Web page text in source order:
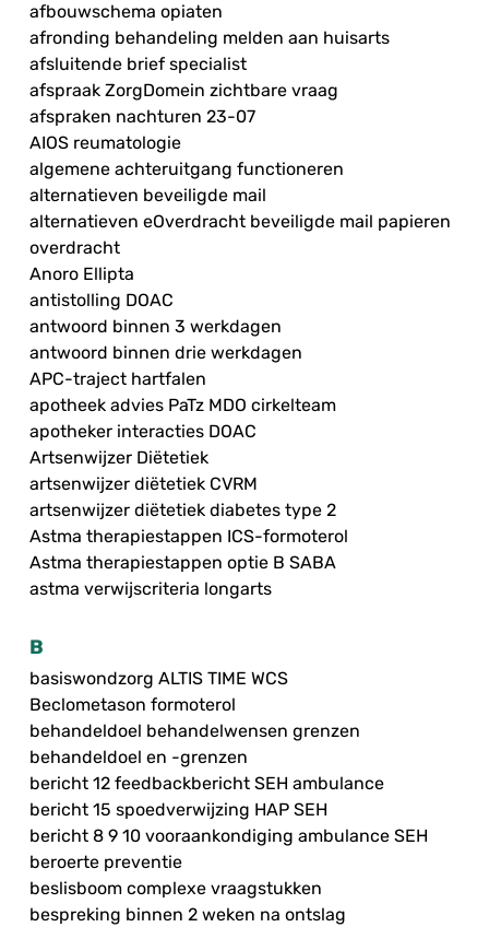
afbouwschema opiaten
afronding behandeling melden aan huisarts
afsluitende brief specialist
afspraak ZorgDomein zichtbare vraag
afspraken nachturen 23-07
AIOS reumatologie
algemene achteruitgang functioneren
alternatieven beveiligde mail
alternatieven eOverdracht beveiligde mail papieren
overdracht
Anoro Ellipta
antistolling DOAC
antwoord binnen 3 werkdagen
antwoord binnen drie werkdagen
APC-traject hartfalen
apotheek advies PaTz MDO cirkelteam
apotheker interacties DOAC
Artsenwijzer Diëtetiek
artsenwijzer diëtetiek CVRM
artsenwijzer diëtetiek diabetes type 2
Astma therapiestappen ICS-formoterol
Astma therapiestappen optie B SABA
astma verwijscriteria longarts
B
basiswondzorg ALTIS TIME WCS
Beclometason formoterol
behandeldoel behandelwensen grenzen
behandeldoel en -grenzen
bericht 12 feedbackbericht SEH ambulance
bericht 15 spoedverwijzing HAP SEH
bericht 8 9 10 vooraankondiging ambulance SEH
beroerte preventie
beslisboom complexe vraagstukken
bespreking binnen 2 weken na ontslag